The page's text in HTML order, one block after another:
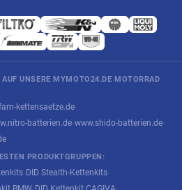
UNSERE MYMOTO24.DE MOTORRAD
kettensaetze.de·
batterien.de·www.shido-batterien.de·
PRODUKTGRUPPEN:
· DID Stealth-Kettenkits·